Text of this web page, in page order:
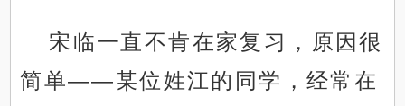
宋临一直不肯在家复习，原因很
简单——某位姓江的同学，经常在